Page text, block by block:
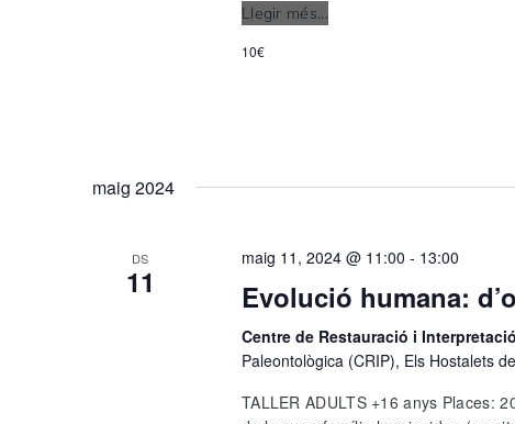
Llegir més...
10€
maig 2024
DS
11
maig 11, 2024 @ 11:00 - 13:00
Evolució humana:
Centre de Restauració i
Paleontològica (CRIP), Els Hostalets
TALLER ADULTS +16 anys Places: